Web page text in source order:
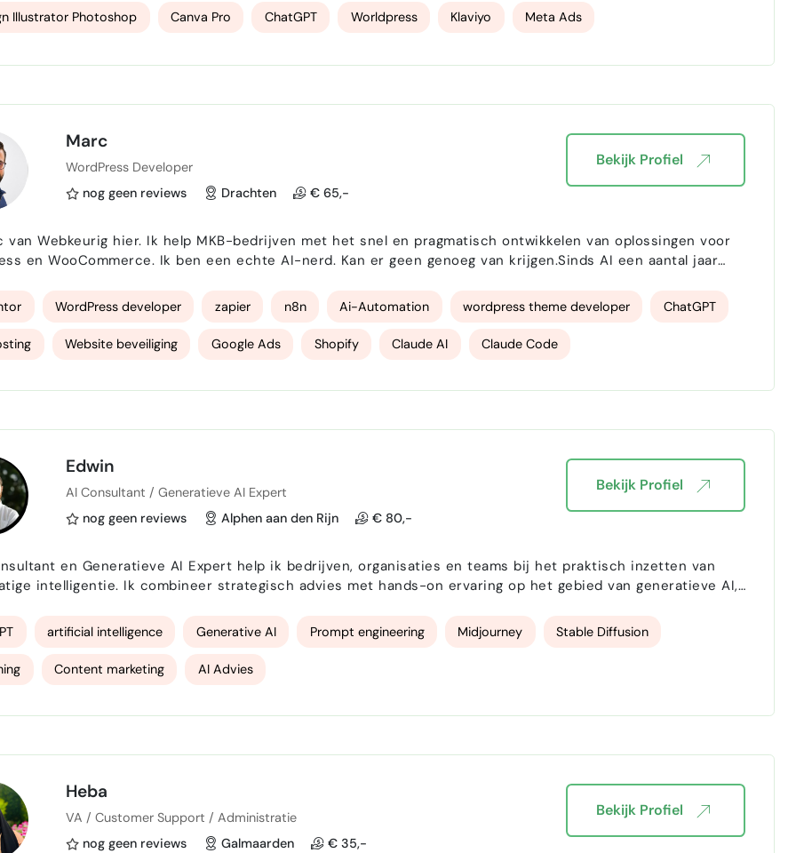
aantrekkelijk en professioneel wordt vormgegeven. Door m…
Illustrator Photoshop Canva Pro ChatGPT Worldpress Klaviyo Meta Ads
Marc
WordPress Developer
nog geen reviews
Drachten € 65,-
MKB-bedrijven met het snel en pragmatisch ontwikkelen van oplossingen voor
en WooCommerce. Ik ben een echte AI-nerd. Kan er geen genoeg van krijgen.Sinds AI een aantal jaar
gaat dat inmiddels stukken verder dan stukjes tekst uit ChatGP…
WordPress developer zapier n8n Ai-Automation wordpress theme developer ChatGPT
Website beveiliging Google Ads Shopify Claude AI Claude Code
Bekijk Profiel
Edwin
AI Consultant / Generatieve AI Expert
nog geen reviews
Alphen aan den Rijn € 80,-
en Generatieve AI Expert help ik bedrijven, organisaties en teams bij het praktisch inzetten van
intelligentie. Ik combineer strategisch advies met hands-on ervaring op het gebied van generatieve AI,
met AI-advies, trainingen en praktische to…
artificial intelligence Generative AI Prompt engineering Midjourney Stable Diffusion
Content marketing AI Advies
Bekijk Profiel
Heba
VA / Customer Support / Administratie
nog geen reviews
Galmaarden € 35,-
Bekijk Profiel